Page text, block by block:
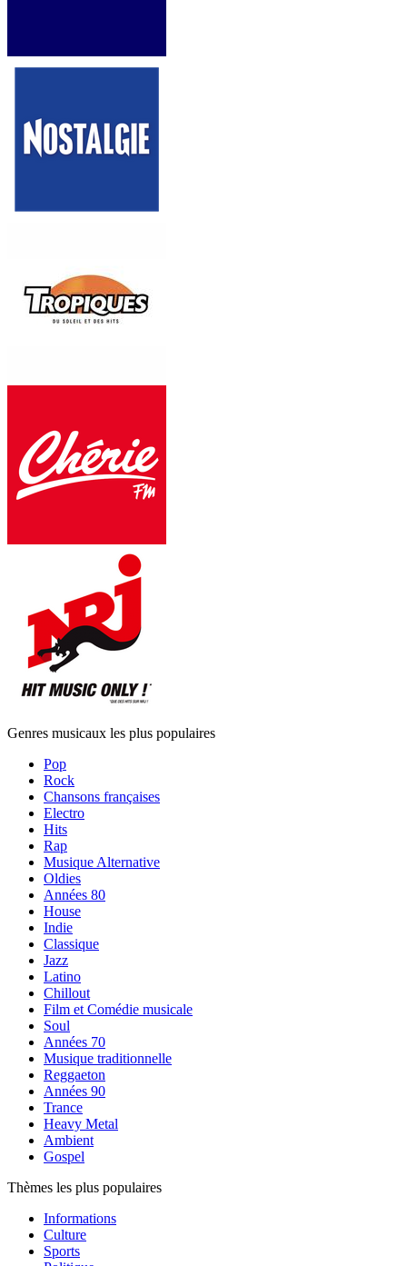
Genres musicaux les plus populaires
Pop
Rock
Chansons françaises
Electro
Hits
Rap
Musique Alternative
Oldies
Années 80
House
Indie
Classique
Jazz
Latino
Chillout
Film et Comédie musicale
Soul
Années 70
Musique traditionnelle
Reggaeton
Années 90
Trance
Heavy Metal
Ambient
Gospel
Thèmes les plus populaires
Informations
Culture
Sports